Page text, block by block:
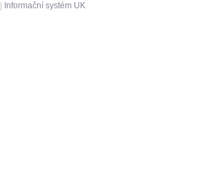
Informační systém UK